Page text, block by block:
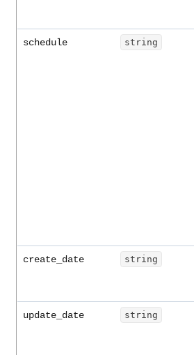
schedule string
create_date string
update_date string